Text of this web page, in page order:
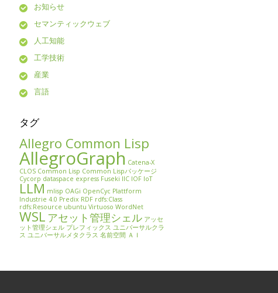
お知らせ
セマンティックウェブ
人工知能
工学技術
産業
言語
タグ
Allegro Common Lisp
AllegroGraph Catena-X
CLOS Common Lisp Common Lispパッケージ
Cycorp dataspace express Fuseki IIC IOF IoT
LLM mlisp OAGi OpenCyc Plattform
Industrie 4.0 Predix RDF rdfs:Class
rdfs:Resource ubuntu Virtuoso WordNet
WSL アセット管理シェル アッセ
ット管理シェル プレフィックス ユニバーサルクラ
ス ユニバーサルメタクラス 名前空間 ＡＩ